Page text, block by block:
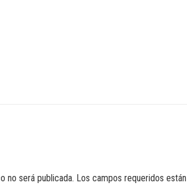
no será publicada. Los campos requeridos